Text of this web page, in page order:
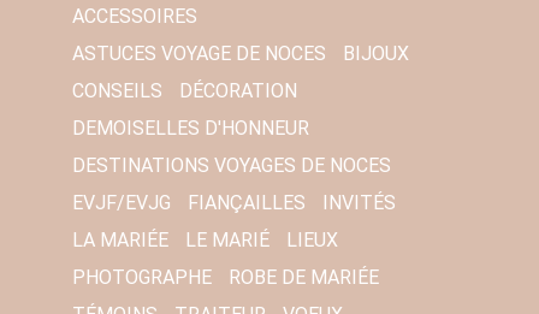
ACCESSOIRES
ASTUCES VOYAGE DE NOCES
BIJOUX
CONSEILS
DÉCORATION
DEMOISELLES D'HONNEUR
DESTINATIONS VOYAGES DE NOCES
EVJF/EVJG
FIANÇAILLES
INVITÉS
LA MARIÉE
LE MARIÉ
LIEUX
PHOTOGRAPHE
ROBE DE MARIÉE